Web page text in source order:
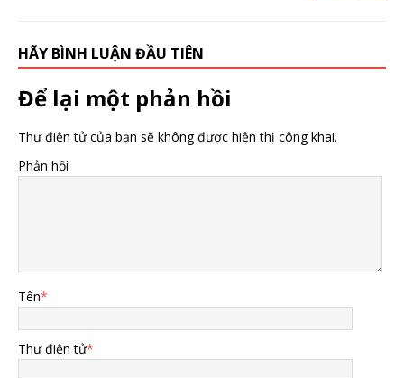
HÃY BÌNH LUẬN ĐẦU TIÊN
Để lại một phản hồi
Thư điện tử của bạn sẽ không được hiện thị công khai.
Phản hồi
Tên*
Thư điện tử*